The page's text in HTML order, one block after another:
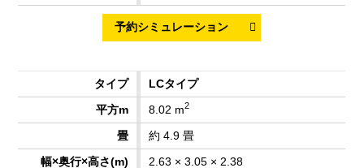
LCタイプ
8.02 m2
約 4.9 畳
2.63 × 3.05 × 2.38